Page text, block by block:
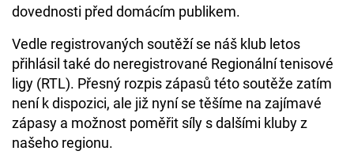
dovednosti před domácím publikem.
Vedle registrovaných soutěží se náš klub letos
přihlásil také do neregistrované Regionální tenisové
ligy (RTL). Přesný rozpis zápasů této soutěže zatím
není k dispozici, ale již nyní se těšíme na zajímavé
zápasy a možnost poměřit síly s dalšími kluby z
našeho regionu.